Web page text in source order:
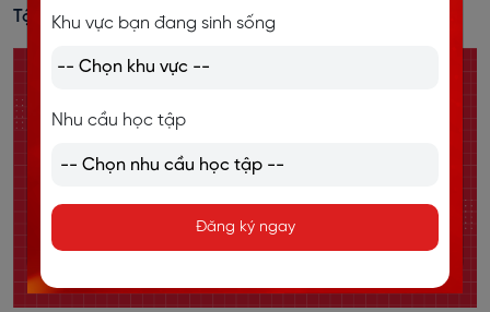
Tập Vận Dụng
Khu vực bạn đang sinh sống
Nhu cầu học tập
Đăng ký ngay